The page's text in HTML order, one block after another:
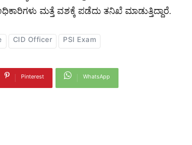
ಮತ್ತೆ ವಶಕ್ಕೆ ಪಡೆದು ತನಿಖೆ ಮಾಡುತ್ತಿದ್ದಾರೆ.
CID Officer PSI Exam
Pinterest WhatsApp